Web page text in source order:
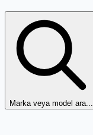
Marka veya model ara...